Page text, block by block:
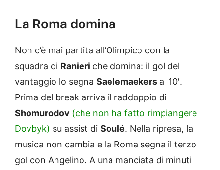
La Roma domina
Non c’è mai partita all’Olimpico con la
squadra di Ranieri che domina: il gol del
vantaggio lo segna Saelemaekers al 10′.
Prima del break arriva il raddoppio di
Shomurodov (che non ha fatto rimpiangere
Dovbyk) su assist di Soulé. Nella ripresa, la
musica non cambia e la Roma segna il terzo
gol con Angelino. A una manciata di minuti